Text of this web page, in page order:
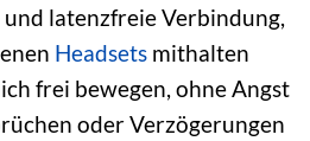
latenzfreie Verbindung,
Headsets mithalten
frei bewegen, ohne Angst
oder Verzögerungen